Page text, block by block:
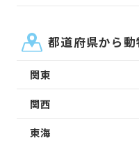
都道府県から
関東
関西
東海